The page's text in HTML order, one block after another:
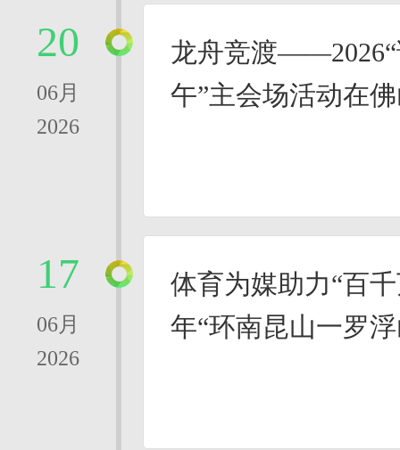
20
06月
2026
龙舟竞渡——2026“
午”主会场活动在
17
06月
2026
体育为媒助力“百
年“环南昆山一罗